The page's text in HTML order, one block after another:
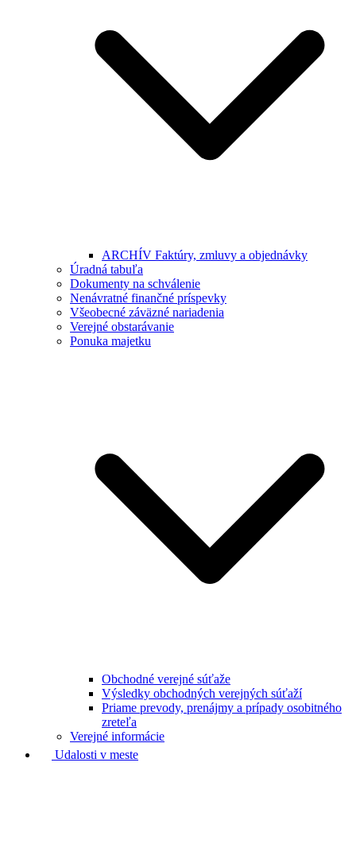
ARCHÍV Faktúry, zmluvy a objednávky
Úradná tabuľa
Dokumenty na schválenie
Nenávratné finančné príspevky
Všeobecné záväzné nariadenia
Verejné obstarávanie
Ponuka majetku
Obchodné verejné súťaže
Výsledky obchodných verejných súťaží
Priame prevody, prenájmy a prípady osobitného
zreteľa
Verejné informácie
Udalosti v meste